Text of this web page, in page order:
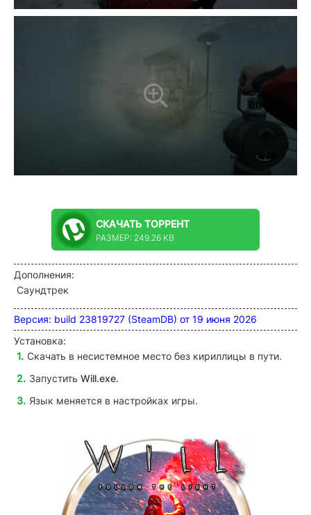
СКАЧАТЬ ТОРРЕНТ
РАЗМЕР: 249.26 KB
Дополнения:
Саундтрек
Версия: build 23819727 (SteamDB) от 19 июня 2026
Установка:
Скачать в несистемное место без кириллицы в пути.
Запустить Will.exe.
Язык меняется в настройках игры.